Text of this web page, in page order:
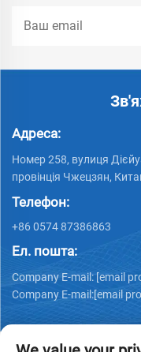
Адреса:
Номер 258, вулиця
провінція Чжецзян,
Телефон:
+86 0574 87386863
Ел. пошта:
Company E-mail: [email
Company E-mail:[email